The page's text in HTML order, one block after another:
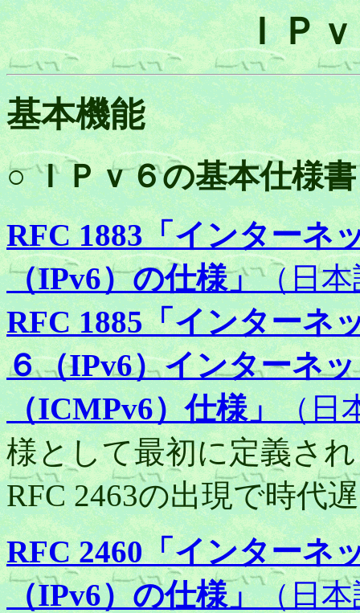
ＩＰ
基本機能
○ ＩＰｖ６の基本仕様書
RFC 1883「インターネ
（IPv6）の仕様」（日
RFC 1885「インターネ
６（IPv6）インターネ
（ICMPv6）仕様」（日
様として最初に定義さ
RFC 2463の出現で時代
RFC 2460「インターネ
（IPv6）の仕様」（日